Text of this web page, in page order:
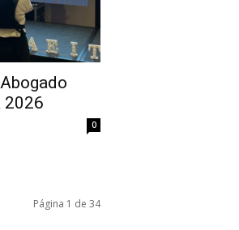
2026
0
Página 1 de 34